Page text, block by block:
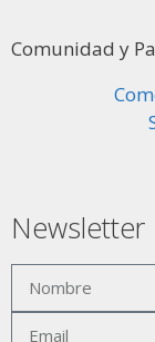
Comunidad y
Newsletter